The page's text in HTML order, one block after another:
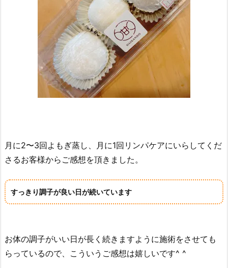
月に2〜3回よもぎ蒸し、月に1回リンパケアにいらしてくだ
さるお客様からご感想を頂きました。
すっきり調子が良い日が続いています
お体の調子がいい日が長く続きますように施術をさせても
らっているので、こういうご感想は嬉しいです^ ^